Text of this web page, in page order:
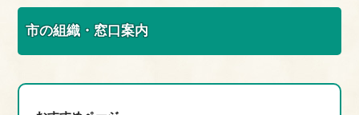
市の組織・窓口案内